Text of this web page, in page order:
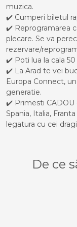
muzica.
✔️ Cumperi biletul
✔️ Reprogramarea
plecare. Se va
rezervare/
✔️ Poti lua la cala 50
✔️ La Arad te vei
Europa Connect,
generatie.
✔️ Primesti CADOU
Spania, Italia,
legatura cu cei
De ce